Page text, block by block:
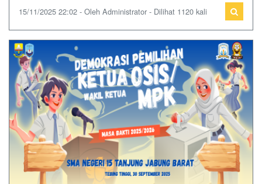
15/11/2025 22:02 - Oleh Administrator - Dilihat 1120 kali